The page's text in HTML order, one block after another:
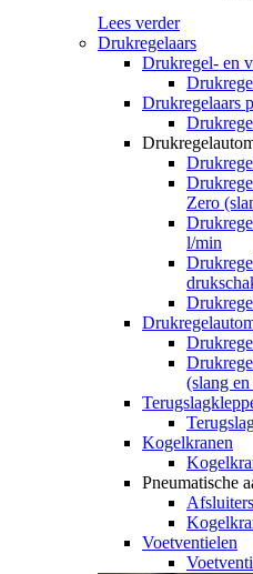
Lees verder
Drukregelaars
Drukregel- en
Drukregelaars
Zero
l/min
(slang
Kogelkranen
Pneumatische
Voetventielen